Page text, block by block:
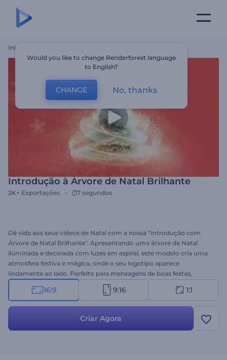
Início
Introdução à Árvore de Natal Brilhante
2K+ Exportações 7 segundos
Dê vida aos seus vídeos de Natal com a nossa "Introdução com
Árvore de Natal Brilhante". Apresentando uma árvore de Natal
iluminada e decorada com luzes em espiral, este modelo cria uma
atmosfera festiva e mágica, onde o seu logotipo aparece
lindamente ao lado. Perfeito para mensagens de boas festas,
introduções de marcas com temática natalina, comerciais de Natal
e outros projetos temáticos. Personalize-o facilmente com o seu
16:9 9:16 1:1
Criar Agora
Would you like to change Renderforest language
to English?
CHANGE No, thanks